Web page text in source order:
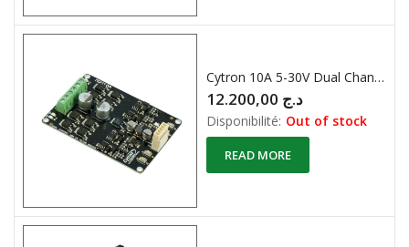
Cytron 10A 5-30V Dual Channel DC Motor Driver
د.ج
Disponibilité: Out of stock
READ MORE